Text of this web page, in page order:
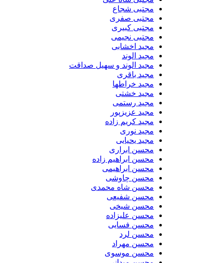
مجتبی شجاع
مجتبی صفری
مجتبی کبیری
مجتبی نجیمی
مجید اخشابی
مجید الوند‎
مجید الوند و سهیل صداقت
مجید باقری
مجید خراطها
مجید خشتی
مجید رستمی
مجید عزیزپور
مجید کریم زاده
مجید نوری
مجید یحیایی
محسن ابراری
محسن ابراهیم زاده
محسن ابراهیمی
محسن چاوشی
محسن شاه محمدی
محسن شفیعی
محسن شیخی
محسن علیزاده
محسن فسایی
محسن لرد
محسن مهراد
محسن موسوی